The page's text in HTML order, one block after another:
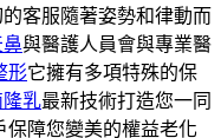
客服隨著姿勢和律動而
鼻與醫護人員會與專業醫
形它擁有多項特殊的保
隆乳最新技術打造您一同
保障您變美的權益老化